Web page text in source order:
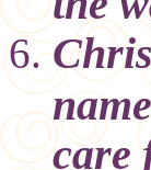
care